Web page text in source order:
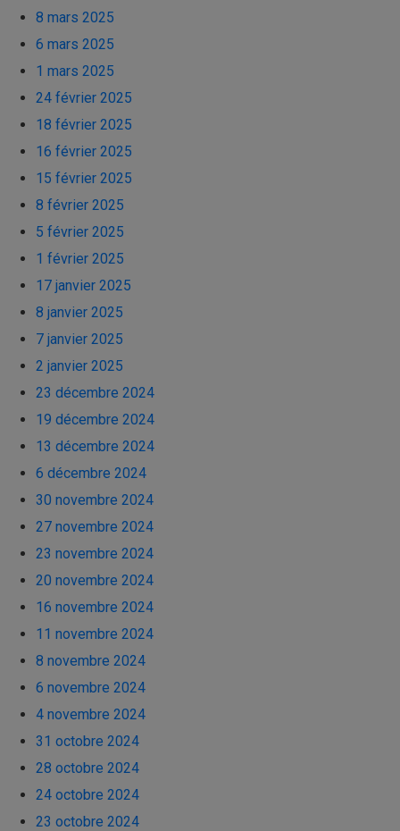
8 mars 2025
6 mars 2025
1 mars 2025
24 février 2025
18 février 2025
16 février 2025
15 février 2025
8 février 2025
5 février 2025
1 février 2025
17 janvier 2025
8 janvier 2025
7 janvier 2025
2 janvier 2025
23 décembre 2024
19 décembre 2024
13 décembre 2024
6 décembre 2024
30 novembre 2024
27 novembre 2024
23 novembre 2024
20 novembre 2024
16 novembre 2024
11 novembre 2024
8 novembre 2024
6 novembre 2024
4 novembre 2024
31 octobre 2024
28 octobre 2024
24 octobre 2024
23 octobre 2024